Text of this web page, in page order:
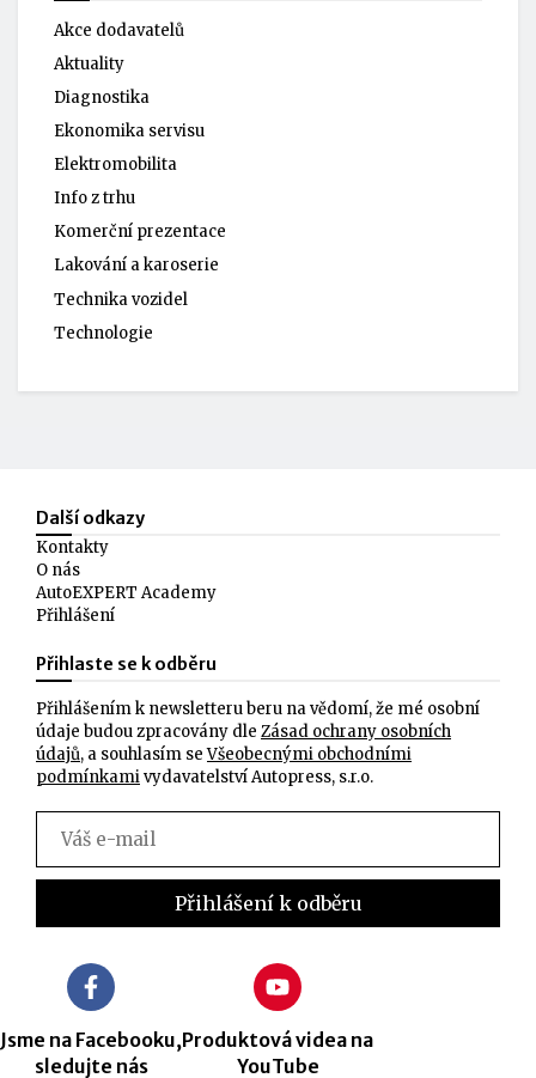
Akce dodavatelů
Aktuality
Diagnostika
Ekonomika servisu
Elektromobilita
Info z trhu
Komerční prezentace
Lakování a karoserie
Technika vozidel
Technologie
Další odkazy
Kontakty
O nás
AutoEXPERT Academy
Přihlášení
Přihlaste se k odběru
Přihlášením k newsletteru beru na vědomí, že mé osobní
údaje budou zpracovány dle Zásad ochrany osobních
údajů, a souhlasím seVšeobecnými obchodními
podmínkamivydavatelství Autopress, s.r.o.
Jsme na Facebooku,
sledujte nás
Produktová videa na
YouTube